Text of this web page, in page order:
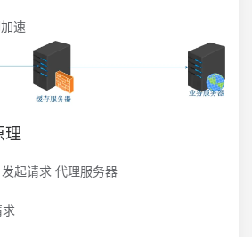
速
理
起请求 代理服务器